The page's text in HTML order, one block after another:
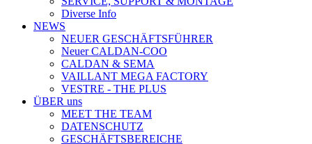
Diverse Info
NEWS
NEUER GESCHÄFTSFÜHRER
Neuer CALDAN-COO
CALDAN & SEMA
VAILLANT MEGA FACTORY
VESTRE - THE PLUS
ÜBER uns
MEET THE TEAM
DATENSCHUTZ
GESCHÄFTSBEREICHE